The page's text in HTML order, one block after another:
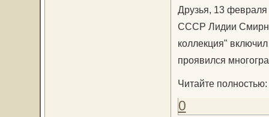
Друзья, 13 февраля
СССР Лидии
коллекция"
проявился
Читайте полностью:
0